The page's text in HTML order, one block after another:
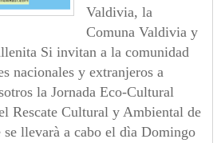
Valdivia, la
Comuna Valdivia y
Si invitan a la comunidad
nacionales y extranjeros a
la Jornada Eco-Cultural
Rescate Cultural y Ambiental de
se llevarà a cabo el dìa Domingo